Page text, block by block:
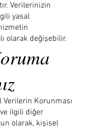
Verilerinizin
yasal
olarak değişebilir.
Verilerin Korunması
ilgili diğer
olarak, kişisel